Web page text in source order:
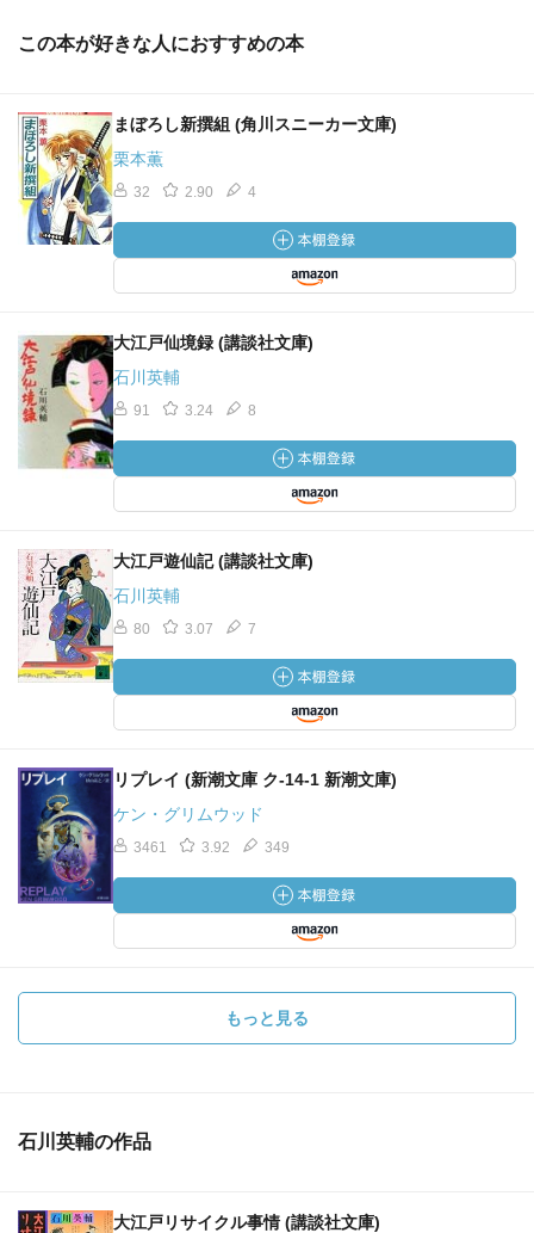
この本が好きな人におすすめの本
まぼろし新撰組 (角川スニーカー文庫)
栗本薫
32 2.90 4
大江戸仙境録 (講談社文庫)
石川英輔
91 3.24 8
大江戸遊仙記 (講談社文庫)
石川英輔
80 3.07 7
リプレイ (新潮文庫 ク-14-1 新潮文庫)
ケン・グリムウッド
3461 3.92 349
もっと見る
石川英輔の作品
大江戸リサイクル事情 (講談社文庫)